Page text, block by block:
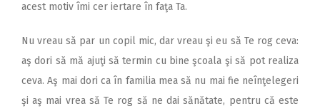
acest motiv îmi cer iertare în faţa Ta.
Nu vreau să par un copil mic, dar vreau şi eu să Te rog ceva:
aş dori să mă ajuţi să termin cu bine şcoala şi să pot realiza
ceva. Aş mai dori ca în familia mea să nu mai fie neînţelegeri
şi aş mai vrea să Te rog să ne dai sănătate, pentru că este